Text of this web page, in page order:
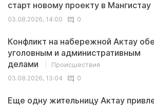
старт новому проекту в Мангистау
03.08.2026, 14:00
0
Конфликт на набережной Актау
уголовным и административным
делами
Происшествия
03.08.2026, 13:04
0
Еще одну жительницу Актау